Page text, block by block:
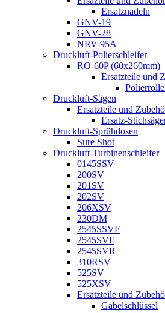
Ersatznadeln
GNV-19
GNV-28
NRV-95A
Druckluft-Polierschleifer
RO-60P (60x260mm)
Ersatzteile und
Druckluft-Sägen
Ersatzteile und
Ersatz-
Druckluft-Sprühdosen
Sure Shot
Druckluft-Turbinenschleifer
0145SSV
200SV
201SV
202SV
206XSV
230DM
2545SSVF
2545SVF
2545SVR
310RSV
525SV
525XSV
Ersatzteile und
Gabelschlüssel